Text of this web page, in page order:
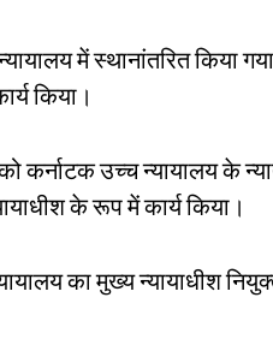
में स्थानांतरित किया
किया।
कर्नाटक उच्च न्यायालय के
के रूप में कार्य किया।
का मुख्य न्यायाधीश